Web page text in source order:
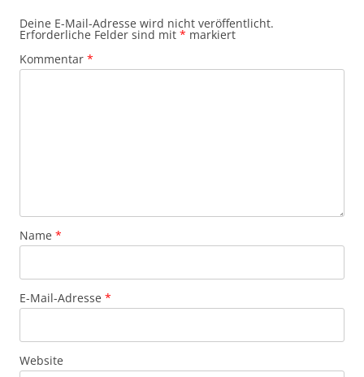
Deine E-Mail-Adresse wird nicht veröffentlicht.
Erforderliche Felder sind mit * markiert
Kommentar *
Name *
E-Mail-Adresse *
Website